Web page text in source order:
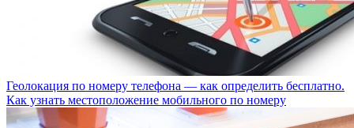
Геолокация по номеру телефона — как определить бесплатно.
Как узнать местоположение мобильного по номеру